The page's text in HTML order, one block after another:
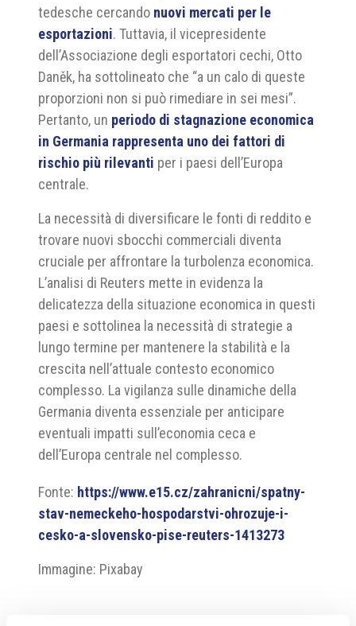
tedesche cercando nuovi mercati per le
esportazioni. Tuttavia, il vicepresidente
dell’Associazione degli esportatori cechi, Otto
Daněk, ha sottolineato che “a un calo di queste
proporzioni non si può rimediare in sei mesi”.
Pertanto, un periodo di stagnazione economica
in Germania rappresenta uno dei fattori di
rischio più rilevanti per i paesi dell’Europa
centrale.
La necessità di diversificare le fonti di reddito e
trovare nuovi sbocchi commerciali diventa
cruciale per affrontare la turbolenza economica.
L’analisi di Reuters mette in evidenza la
delicatezza della situazione economica in questi
paesi e sottolinea la necessità di strategie a
lungo termine per mantenere la stabilità e la
crescita nell’attuale contesto economico
complesso. La vigilanza sulle dinamiche della
Germania diventa essenziale per anticipare
eventuali impatti sull’economia ceca e
dell’Europa centrale nel complesso.
Fonte: https://www.e15.cz/zahranicni/spatny-
stav-nemeckeho-hospodarstvi-ohrozuje-i-
cesko-a-slovensko-pise-reuters-1413273
Immagine: Pixabay